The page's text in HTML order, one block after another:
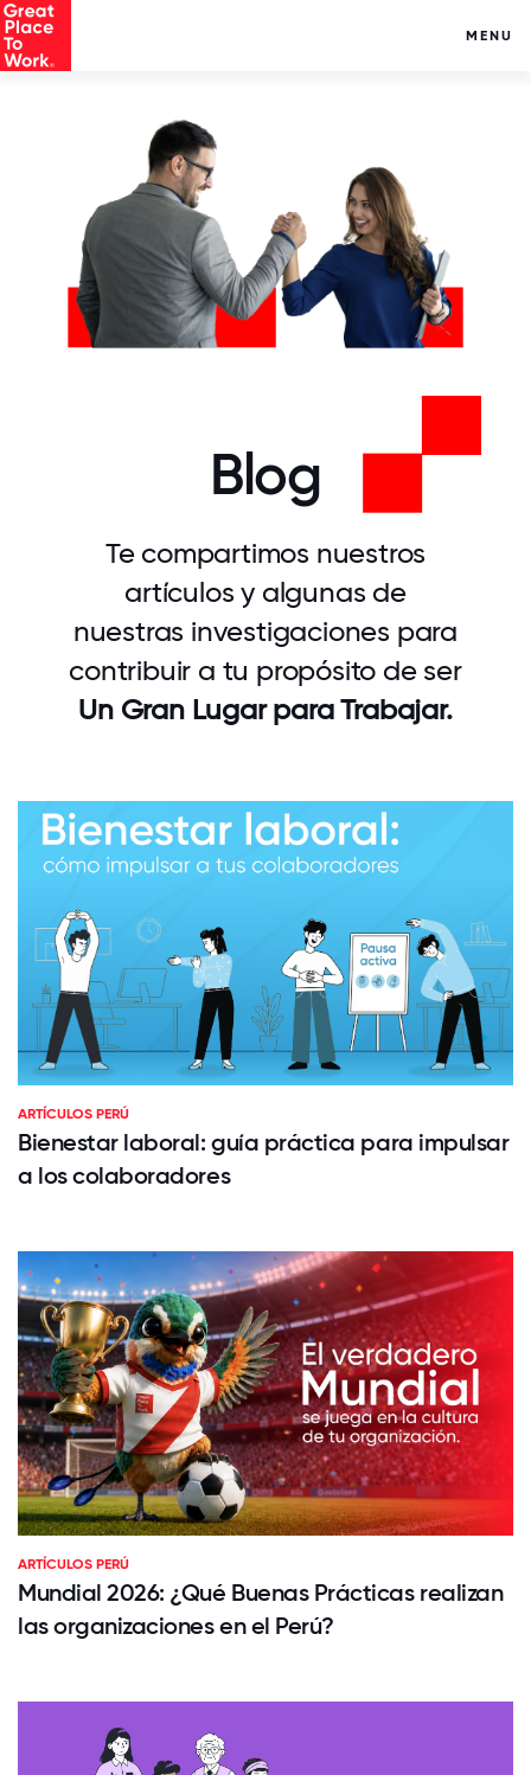
MENU
Blog
Te compartimos nuestros
artículos y algunas de
nuestras investigaciones para
contribuir a tu propósito de ser
Un Gran Lugar para Trabajar.
ARTÍCULOS PERÚ
Bienestar laboral: guía práctica para impulsar
a los colaboradores
ARTÍCULOS PERÚ
Mundial 2026: ¿Qué Buenas Prácticas realizan
las organizaciones en el Perú?